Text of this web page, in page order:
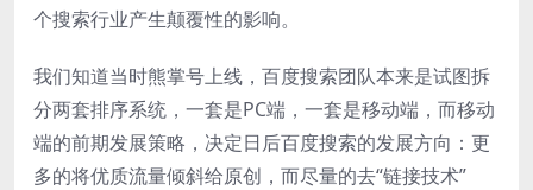
个搜索行业产生颠覆性的影响。
我们知道当时熊掌号上线，百度搜索团队本来是试图拆
分两套排序系统，一套是PC端，一套是移动端，而移动
端的前期发展策略，决定日后百度搜索的发展方向：更
多的将优质流量倾斜给原创，而尽量的去“链接技术”